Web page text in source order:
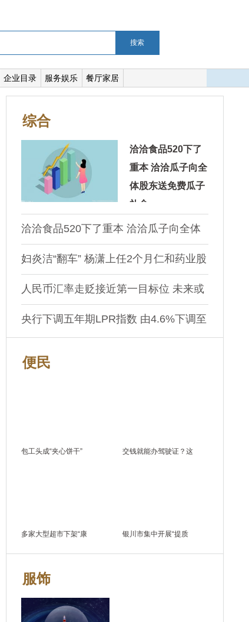
搜索
企业目录 服务娱乐 餐厅家居
综合
洽洽食品520下了
重本 洽洽瓜子向全
体股东送免费瓜子
礼盒
为了讨股民欢心，洽洽食品在520下了重本。5月19日，洽洽
时便于股东更好地了解公司高
洽洽食品520下了重本 洽洽瓜子向全体
股东送免费瓜子礼盒
妇炎洁“翻车” 杨潇上任2个月仁和药业股
价跌去20％
人民币汇率走贬接近第一目标位 未来或
将走向7.0时代
央行下调五年期LPR指数 由4.6%下调至
便民
包工头成“夹心饼干” 交钱就能办驾驶证？这
多家大型超市下架“康 银川市集中开展“提质
服饰